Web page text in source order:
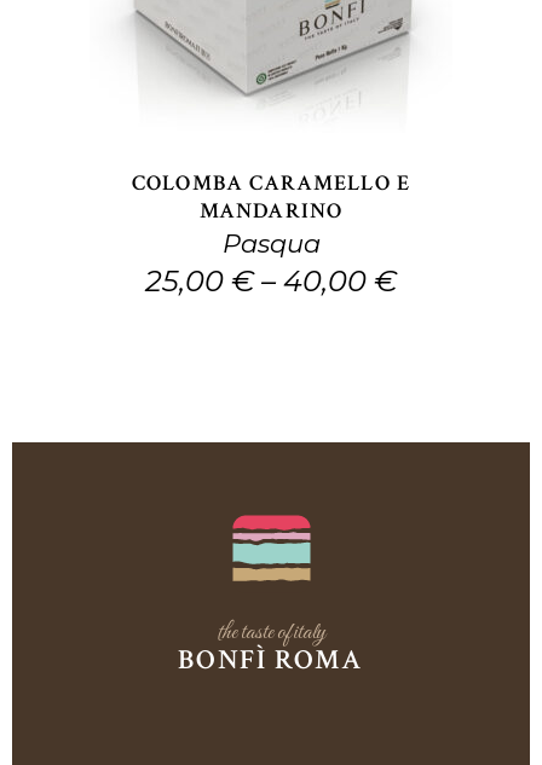
ha
più
varianti.
opzioni
possono
essere
scelte
COLOMBA CARAMELLO E
MANDARINO
Pasqua
25,00 €– 40,00 €
the taste of italy
BONFÌ ROMA